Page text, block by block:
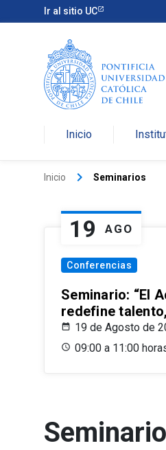
Ir al sitio UC
Inicio
Inicio keyboard_arrow_right Seminarios
19 AGO
Conferencias
Seminario: “El
redefine
19 de Agosto de
09:00 a 11:00